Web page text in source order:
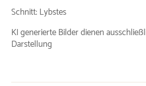
Schnitt: Lybstes
KI generierte Bilder dienen
Darstellung